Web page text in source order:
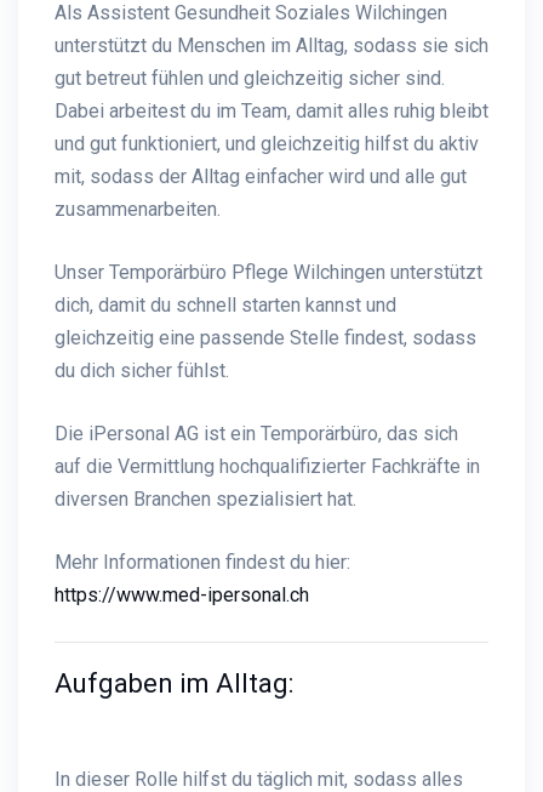
Als Assistent Gesundheit Soziales Wilchingen
unterstützt du Menschen im Alltag, sodass sie sich
gut betreut fühlen und gleichzeitig sicher sind.
Dabei arbeitest du im Team, damit alles ruhig bleibt
und gut funktioniert, und gleichzeitig hilfst du aktiv
mit, sodass der Alltag einfacher wird und alle gut
zusammenarbeiten.
Unser Temporärbüro Pflege Wilchingen unterstützt
dich, damit du schnell starten kannst und
gleichzeitig eine passende Stelle findest, sodass
du dich sicher fühlst.
Die iPersonal AG ist ein Temporärbüro, das sich
auf die Vermittlung hochqualifizierter Fachkräfte in
diversen Branchen spezialisiert hat.
Mehr Informationen findest du hier:
https://www.med-ipersonal.ch
Aufgaben im Alltag:
In dieser Rolle hilfst du täglich mit, sodass alles